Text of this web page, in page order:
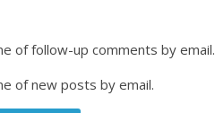
of follow-up comments by email.
of new posts by email.